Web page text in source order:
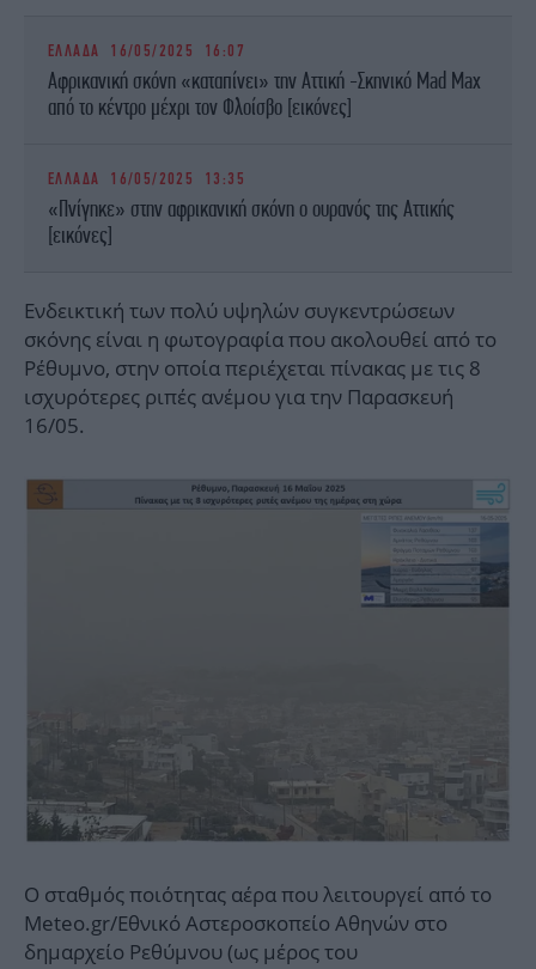
ΕΛΛΑΔΑ 16/05/2025 16:07
Αφρικανική σκόνη «καταπίνει» την Αττική -Σκηνικό Mad Max
από το κέντρο μέχρι τον Φλοίσβο [εικόνες]
ΕΛΛΑΔΑ 16/05/2025 13:35
«Πνίγηκε» στην αφρικανική σκόνη ο ουρανός της Αττικής
[εικόνες]
Ενδεικτική των πολύ υψηλών συγκεντρώσεων
σκόνης είναι η φωτογραφία που ακολουθεί από το
Ρέθυμνο, στην οποία περιέχεται πίνακας με τις 8
ισχυρότερες ριπές ανέμου για την Παρασκευή
16/05.
Ο σταθμός ποιότητας αέρα που λειτουργεί από το
Meteo.gr/Εθνικό Αστεροσκοπείο Αθηνών στο
δημαρχείο Ρεθύμνου (ως μέρος του